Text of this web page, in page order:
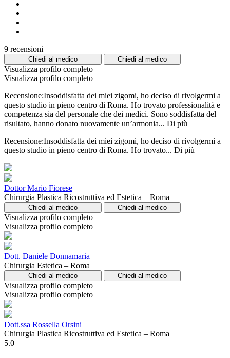
9 recensioni
Chiedi al medico Chiedi al medico
Visualizza profilo completo
Visualizza profilo completo
Recensione:Insoddisfatta dei miei zigomi, ho deciso di rivolgermi a
questo studio in pieno centro di Roma. Ho trovato professionalità e
competenza sia del personale che dei medici. Sono soddisfatta del
risultato, hanno donato nuovamente un’armonia... Di più
Recensione:Insoddisfatta dei miei zigomi, ho deciso di rivolgermi a
questo studio in pieno centro di Roma. Ho trovato... Di più
Dottor Mario Fiorese
Chirurgia Plastica Ricostruttiva ed Estetica – Roma
Chiedi al medico Chiedi al medico
Visualizza profilo completo
Visualizza profilo completo
Dott. Daniele Donnamaria
Chirurgia Estetica – Roma
Chiedi al medico Chiedi al medico
Visualizza profilo completo
Visualizza profilo completo
Dott.ssa Rossella Orsini
Chirurgia Plastica Ricostruttiva ed Estetica – Roma
5.0